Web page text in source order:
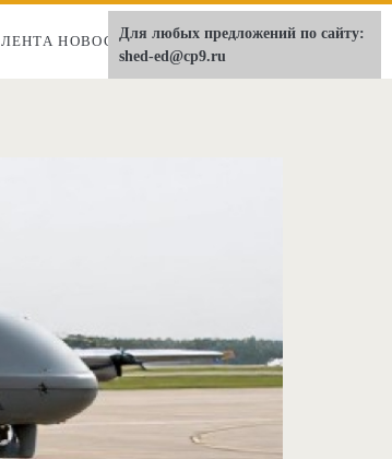
ЛЕНТА НОВОСТЕЙ О НАС
Для любых предложений по сайту:
shed-ed@cp9.ru